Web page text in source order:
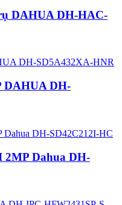
DAHUA DH-HAC-
DAHUA DH-
2MP Dahua DH-